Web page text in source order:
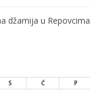
džamija u Repovcima
S Č P